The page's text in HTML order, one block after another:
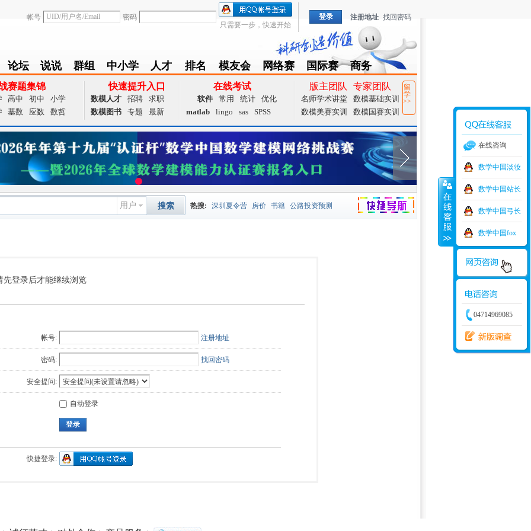
帐号
密码
只需要一步，快速开始
登录 注册地址 找回密码
论坛
BBS
说说
Follow
群组
group
中小学
zxx
人才
achieve
排名
Ranklist
模友会
Club
网络赛
TZMCM
国际赛
CAMCM
商务
Special
赛题集锦
高中 初中
小学
基数 应数 数哲
快速提升入口
数模人才 招聘
求职
数模图书
专题 最新
在线考试
软件 常用 统计
优化
matlab
lingo sas SPSS
版主团队 专家团队
名师学术讲堂
数模基础实训
数模美赛实训
数模国赛实训
留
学
>>
捷导航
用户 搜索 热搜: 深圳夏令营 房价 书籍 公路投资预测
先登录后才能继续浏览
帐号: 注册地址
密码: 找回密码
安全提问:
自动登录
登录
快捷登录:
在线咨询
数学中国淡妆
数学中国站长
数学中国弓长
数学中国fox
04714969085